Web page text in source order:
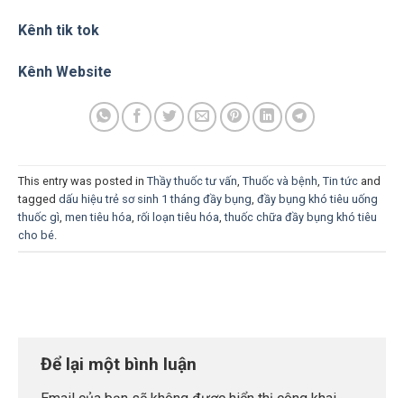
Kênh tik tok
Kênh Website
This entry was posted in Thầy thuốc tư vấn Thuốc và bệnh Tin tức and
tagged dấu hiệu trẻ sơ sinh 1 tháng đầy bụng đầy bụng khó tiêu uống
thuốc gì men tiêu hóa rối loạn tiêu hóa ,thuốc chữa đầy bụng khó tiêu
cho bé
Để lại một bình luận